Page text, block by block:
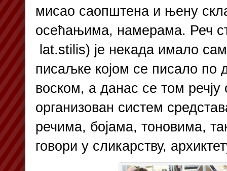
мисао саопштена и њену
осећањима, намерама. Реч
lat.stilis) је некада имало
писаљке којом се писало по
воском, а данас се том речју
организован систем
речима, бојама, тоновима,
говори у сликарству,